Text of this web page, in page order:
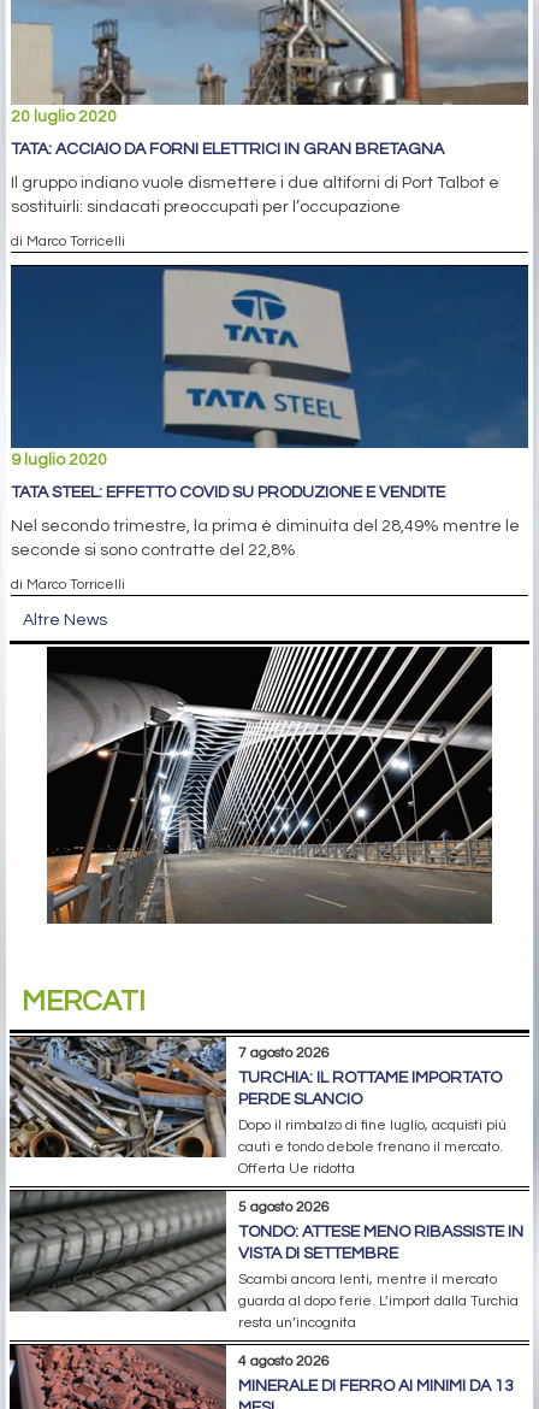
20 luglio 2020
TATA: ACCIAIO DA FORNI ELETTRICI IN GRAN BRETAGNA
Il gruppo indiano vuole dismettere i due altiforni di Port Talbot e
sostituirli: sindacati preoccupati per l’occupazione
di Marco Torricelli
9 luglio 2020
TATA STEEL: EFFETTO COVID SU PRODUZIONE E VENDITE
Nel secondo trimestre, la prima è diminuita del 28,49% mentre le
seconde si sono contratte del 22,8%
di Marco Torricelli
Altre News
MERCATI
7 agosto 2026
TURCHIA: IL ROTTAME IMPORTATO
PERDE SLANCIO
Dopo il rimbalzo di fine luglio, acquisti più
cauti e tondo debole frenano il mercato.
Offerta Ue ridotta
5 agosto 2026
TONDO: ATTESE MENO RIBASSISTE IN
VISTA DI SETTEMBRE
Scambi ancora lenti, mentre il mercato
guarda al dopo ferie. L’import dalla Turchia
resta un’incognita
4 agosto 2026
MINERALE DI FERRO AI MINIMI DA 13